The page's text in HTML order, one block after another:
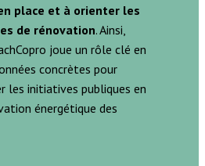
place et à orienter les
de rénovation. Ainsi,
joue un rôle clé en
concrètes pour
les initiatives publiques en
énergétique des